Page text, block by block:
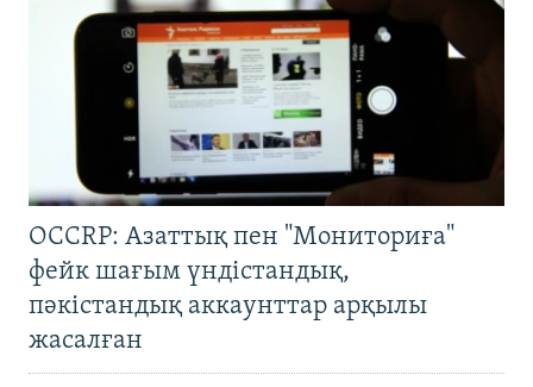
OCCRP: Азаттық пен "Мониториға"
фейк шағым үндістандық,
пәкістандық аккаунттар арқылы
жасалған